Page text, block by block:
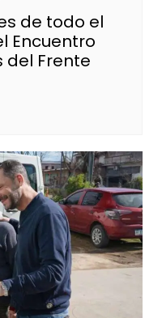
de todo el
Encuentro
del Frente